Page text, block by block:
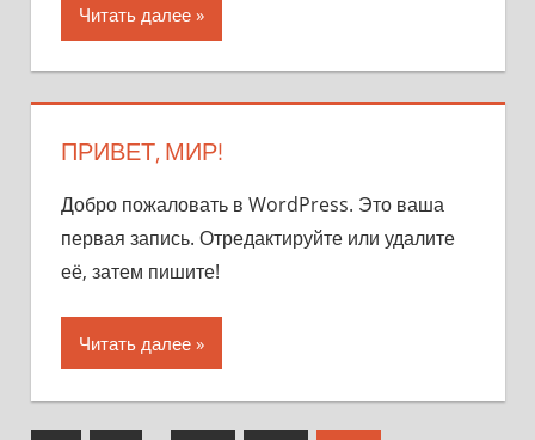
Читать далее
ПРИВЕТ, МИР!
Добро пожаловать в WordPress. Это ваша
первая запись. Отредактируйте или удалите
её, затем пишите!
Читать далее